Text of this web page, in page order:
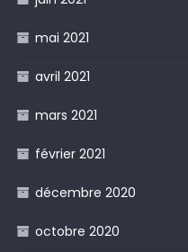
mai 2021
avril 2021
mars 2021
février 2021
décembre 2020
octobre 2020